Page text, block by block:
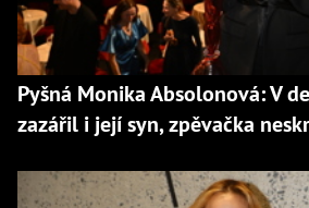
Pyšná Monika Absolonová: V
zazářil i její syn, zpěvačka